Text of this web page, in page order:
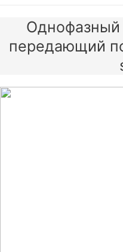
Однофазный
передающий